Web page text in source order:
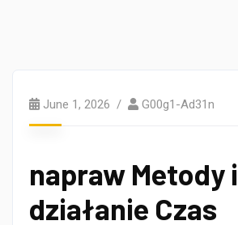
June 1, 2026 G00g1-Ad31n
napraw Metody i
działanie Czas